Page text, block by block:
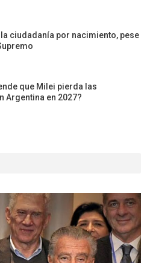
ciudadanía por nacimiento, pese
que Milei pierda las
Argentina en 2027?